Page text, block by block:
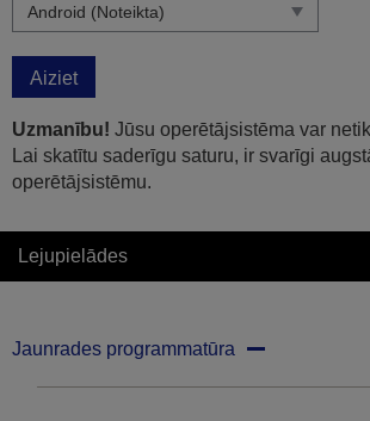
Aiziet
Uzmanību! Jūsu operētājsistēma var
Lai skatītu saderīgu saturu, ir svarīgi
operētājsistēmu.
Lejupielādes
Jaunrades programmatūra